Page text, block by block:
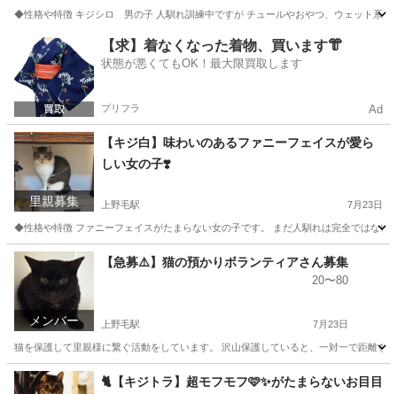
◆性格や特徴 キジシロ 男の子 人馴れ訓練中ですが チュールやおやつ、ウェット系の
東京 世田谷区 上野毛駅 猫 チュール
【求】着なくなった着物、買います👘
状態が悪くてもOK！最大限買取します
プリフラ Ad
里親募集
【キジ白】味わいのあるファニーフェイスが愛ら
しい女の子❣️
上野毛駅 7月23日
◆性格や特徴 ファニーフェイスがたまらない女の子です。 まだ人馴れは完全ではな
東京 世田谷区 上野毛駅 猫 ワクチン
メンバー
【急募⚠️】猫の預かりボランティアさん募集
20〜80
上野毛駅 7月23日
猫を保護して里親様に繋ぐ活動をしています。 沢山保護していると、一対一で距離
東京 世田谷区 上野毛駅 ボランティア 人馴れ
🐈【キジトラ】超モフモフ🩷✨がたまらないお目目